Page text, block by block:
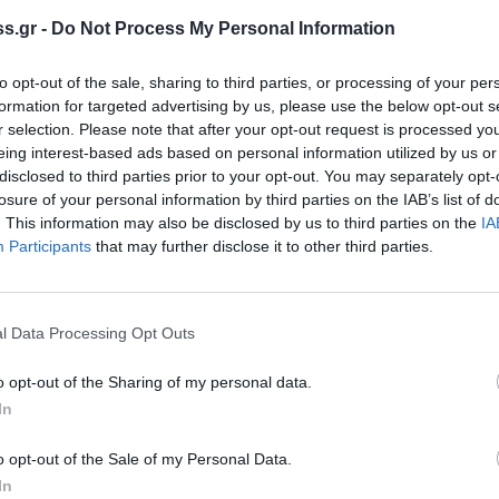
- Do Not Process My Personal Information
opt-out of the sale, sharing to third parties, or processing of your
for targeted advertising by us, please use the below opt-out
selection. Please note that after your opt-out request is processed
interest-based ads based on personal information utilized by us
to third parties prior to your opt-out. You may separately
of your personal information by third parties on the IAB’s list of
This information may also be disclosed by us to third parties on the
Participants that may further disclose it to other third parties.
Data Processing Opt Outs
opt-out of the Sharing of my personal data.
opt-out of the Sale of my Personal Data.
του συλλόγου των εργαζομένων στο
αριθμού τραυματιοφορέων του
Μολάων Λακωνίας προς την Διοίκηση της
πρωτ. εισερχομένων «5», της 27/01/2021.
ρωτά τον υπουργό αν προτίθεται να
διοικητική εξέταση για τα
καταγγελίες, ώστε να επέλθει η εργασιακή
των εργαζομένων στο ανωτέρω
και σε ποιες ενέργειες θα προβεί αν
στο Νοσοκομείο Μολάων